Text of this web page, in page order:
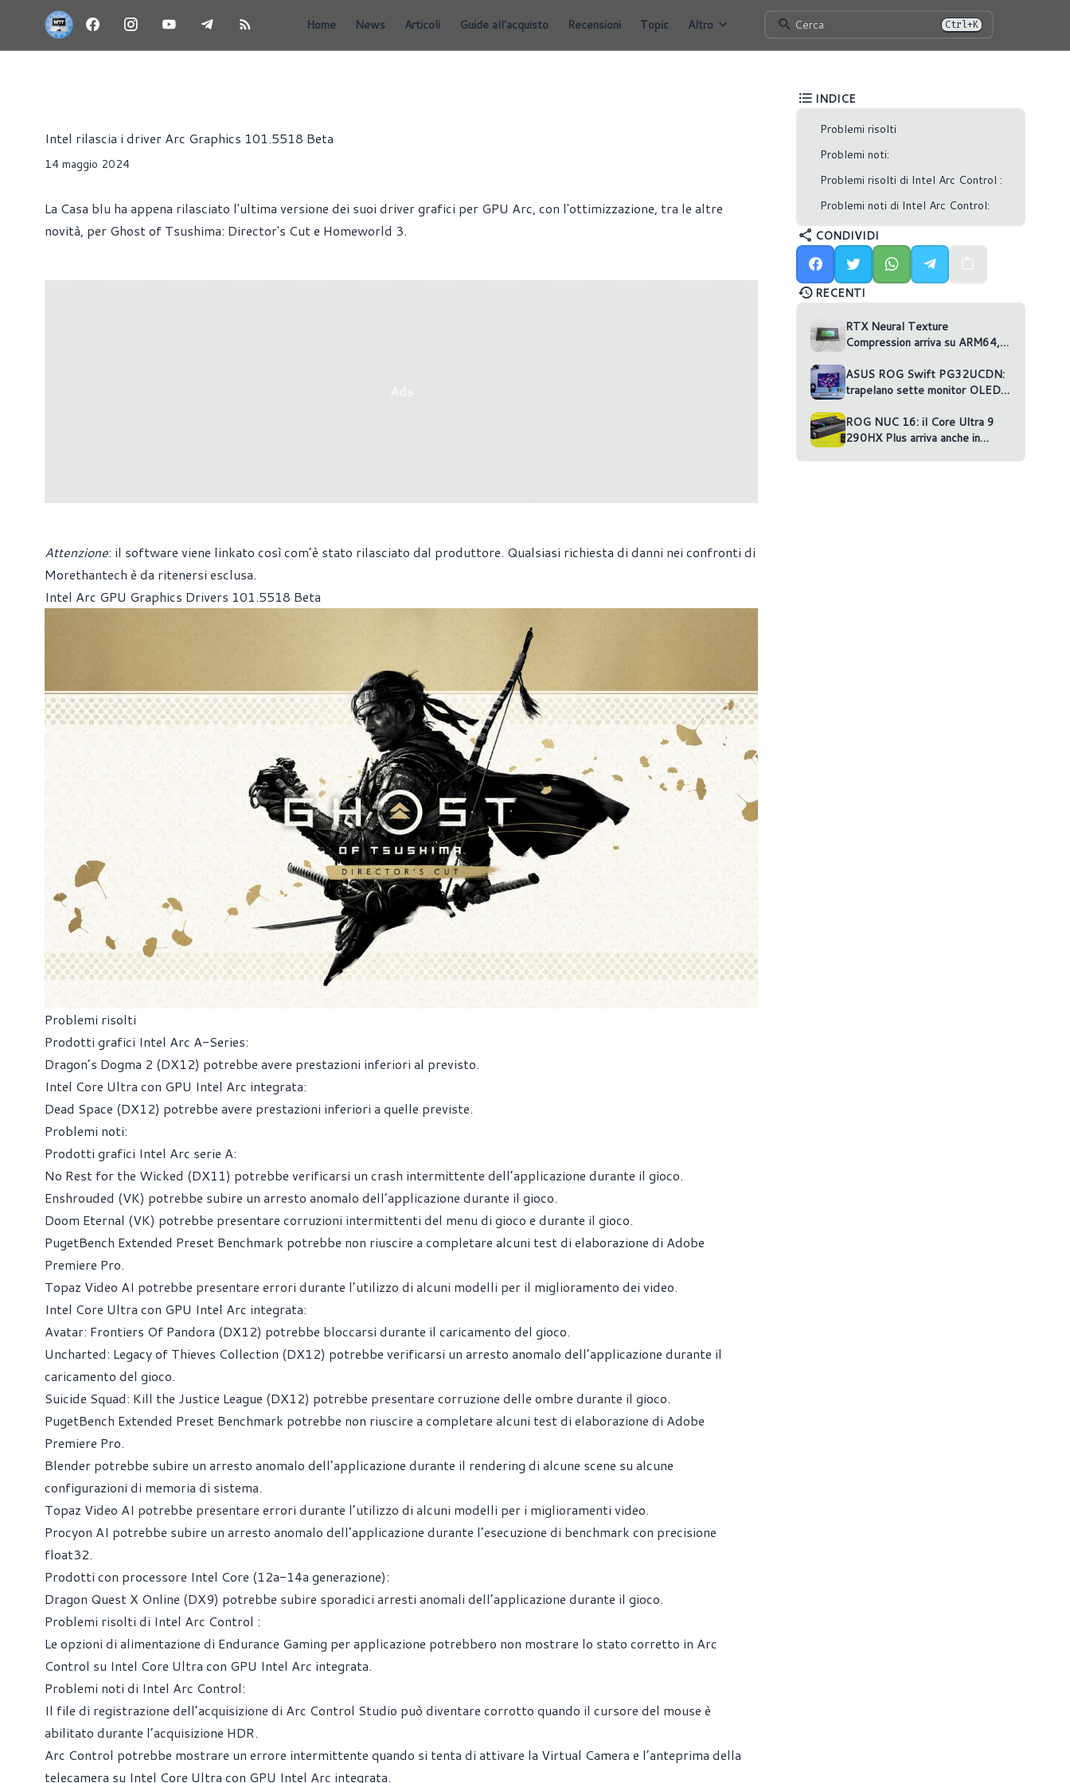
Home News Articoli Guide all'acquisto Recensioni Topic Altro Cerca Ctrl+K
Intel rilascia i driver Arc Graphics 101.5518 Beta
14 maggio 2024
La Casa blu ha appena rilasciato l'ultima versione dei suoi driver grafici per GPU Arc, con l'ottimizzazione, tra le altre
novità, per Ghost of Tsushima: Director's Cut e Homeworld 3.
Attenzione: il software viene linkato così com’è stato rilasciato dal produttore. Qualsiasi richiesta di danni nei confronti di
Morethantech è da ritenersi esclusa.
Intel Arc GPU Graphics Drivers 101.5518 Beta
Problemi risolti
Prodotti grafici Intel Arc A-Series:
Dragon’s Dogma 2 (DX12) potrebbe avere prestazioni inferiori al previsto.
Intel Core Ultra con GPU Intel Arc integrata:
Dead Space (DX12) potrebbe avere prestazioni inferiori a quelle previste.
Problemi noti:
Prodotti grafici Intel Arc serie A:
No Rest for the Wicked (DX11) potrebbe verificarsi un crash intermittente dell’applicazione durante il gioco.
Enshrouded (VK) potrebbe subire un arresto anomalo dell’applicazione durante il gioco.
Doom Eternal (VK) potrebbe presentare corruzioni intermittenti del menu di gioco e durante il gioco.
PugetBench Extended Preset Benchmark potrebbe non riuscire a completare alcuni test di elaborazione di Adobe
Premiere Pro.
Topaz Video AI potrebbe presentare errori durante l’utilizzo di alcuni modelli per il miglioramento dei video.
Intel Core Ultra con GPU Intel Arc integrata:
Avatar: Frontiers Of Pandora (DX12) potrebbe bloccarsi durante il caricamento del gioco.
Uncharted: Legacy of Thieves Collection (DX12) potrebbe verificarsi un arresto anomalo dell’applicazione durante il
caricamento del gioco.
Suicide Squad: Kill the Justice League (DX12) potrebbe presentare corruzione delle ombre durante il gioco.
PugetBench Extended Preset Benchmark potrebbe non riuscire a completare alcuni test di elaborazione di Adobe
Premiere Pro.
Blender potrebbe subire un arresto anomalo dell’applicazione durante il rendering di alcune scene su alcune
configurazioni di memoria di sistema.
Topaz Video AI potrebbe presentare errori durante l’utilizzo di alcuni modelli per i miglioramenti video.
Procyon AI potrebbe subire un arresto anomalo dell’applicazione durante l’esecuzione di benchmark con precisione
float32.
Prodotti con processore Intel Core (12a-14a generazione):
Dragon Quest X Online (DX9) potrebbe subire sporadici arresti anomali dell’applicazione durante il gioco.
Problemi risolti di Intel Arc Control :
Le opzioni di alimentazione di Endurance Gaming per applicazione potrebbero non mostrare lo stato corretto in Arc
Control su Intel Core Ultra con GPU Intel Arc integrata.
Problemi noti di Intel Arc Control:
Il file di registrazione dell’acquisizione di Arc Control Studio può diventare corrotto quando il cursore del mouse è
abilitato durante l’acquisizione HDR.
Arc Control potrebbe mostrare un errore intermittente quando si tenta di attivare la Virtual Camera e l’anteprima della
telecamera su Intel Core Ultra con GPU Intel Arc integrata.
INDICE
Problemi risolti
Problemi noti:
Problemi risolti di Intel Arc Control :
Problemi noti di Intel Arc Control:
CONDIVIDI
RECENTI
RTX Neural Texture
Compression arriva su ARM64,
ASUS ROG Swift PG32UCDN:
trapelano sette monitor OLED
ROG NUC 16: il Core Ultra 9
290HX Plus arriva anche in